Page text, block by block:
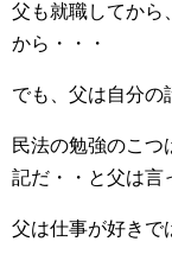
父も就職してから
から・・・
でも、父は自分の
民法の勉強のこつ
記だ・・と父は言
父は仕事が好きで